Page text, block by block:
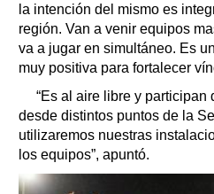
la intención del mismo es
región. Van a venir equipos
va a jugar en simultáneo. Es
muy positiva para fortalecer
“Es al aire libre y
desde distintos puntos de la
utilizaremos nuestras
los equipos”, apuntó.